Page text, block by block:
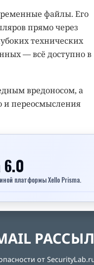
файлы. Его
прямо через
технических
— всё доступно в
вредоносом, а
и переосмысления
платформы Xello Prisma.
от